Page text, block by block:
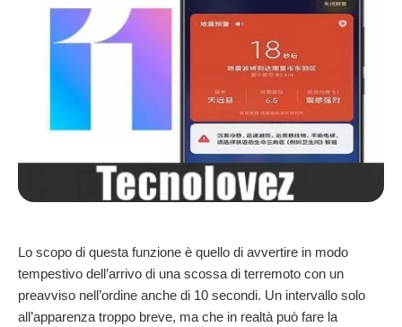
Lo scopo di questa funzione è quello di avvertire in modo
tempestivo dell’arrivo di una scossa di terremoto con un
preavviso nell’ordine anche di 10 secondi. Un intervallo solo
all’apparenza troppo breve, ma che in realtà può fare la